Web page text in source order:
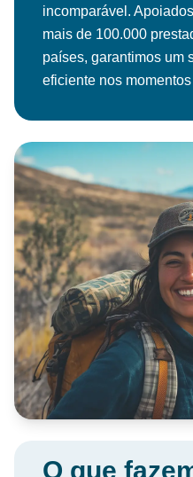
incomparável.
mais de 100.000
países, garantimos um
eficiente nos
O que